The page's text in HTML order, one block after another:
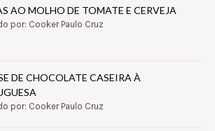
AO MOLHO DE TOMATE E CERVEJA
por: Cooker Paulo Cruz
DE CHOCOLATE CASEIRA À
por: Cooker Paulo Cruz